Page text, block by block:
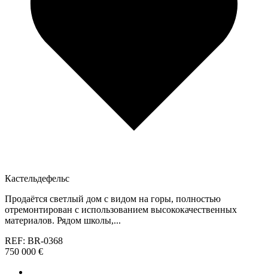
Кастельдефельс
Продаётся светлый дом с видом на горы, полностью
отремонтирован с использованием высококачественных
материалов. Рядом школы,...
REF: BR-0368
750 000 €